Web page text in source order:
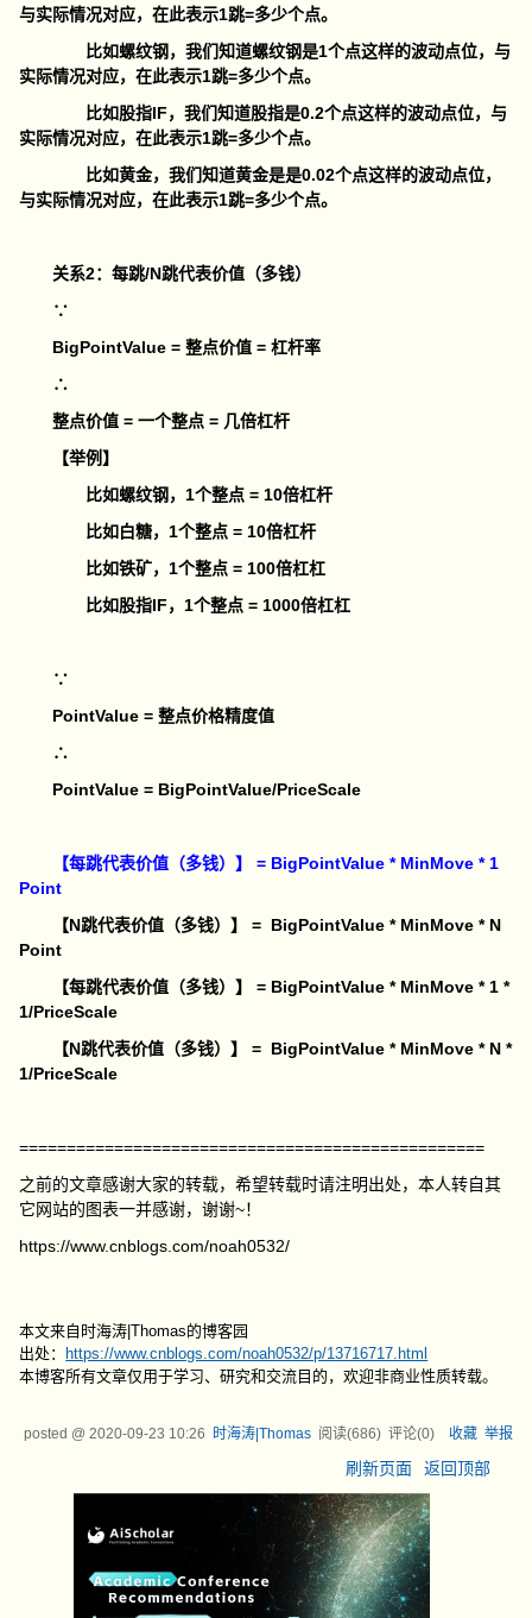
与实际情况对应，在此表示1跳=多少个点。
比如螺纹钢，我们知道螺纹钢是1个点这样的波动点位，与
实际情况对应，在此表示1跳=多少个点。
比如股指IF，我们知道股指是0.2个点这样的波动点位，与
实际情况对应，在此表示1跳=多少个点。
比如黄金，我们知道黄金是是0.02个点这样的波动点位，
与实际情况对应，在此表示1跳=多少个点。
关系2：每跳/N跳代表价值（多钱）
∵
BigPointValue = 整点价值 = 杠杆率
∴
整点价值 = 一个整点 = 几倍杠杆
【举例】
比如螺纹钢，1个整点 = 10倍杠杆
比如白糖，1个整点 = 10倍杠杆
比如铁矿，1个整点 = 100倍杠杠
比如股指IF，1个整点 = 1000倍杠杠
∵
PointValue = 整点价格精度值
∴
PointValue = BigPointValue/PriceScale
【每跳代表价值（多钱）】 = BigPointValue * MinMove * 1
Point
【N跳代表价值（多钱）】 = BigPointValue * MinMove * N
Point
【每跳代表价值（多钱）】 = BigPointValue * MinMove * 1 *
1/PriceScale
【N跳代表价值（多钱）】 = BigPointValue * MinMove* N *
1/PriceScale
=================================================
之前的文章感谢大家的转载，希望转载时请注明出处，本人转自其
它网站的图表一并感谢，谢谢~！
https://www.cnblogs.com/noah0532/
本文来自时海涛|Thomas的博客园
出处：
https://www.cnblogs.com/noah0532/p/13716717.html
本博客所有文章仅用于学习、研究和交流目的，欢迎非商业性质转载。
posted @ 2020-09-23 10:26 时海涛|Thomas阅读(686) 评论(0) 收藏 举报
刷新页面 返回顶部